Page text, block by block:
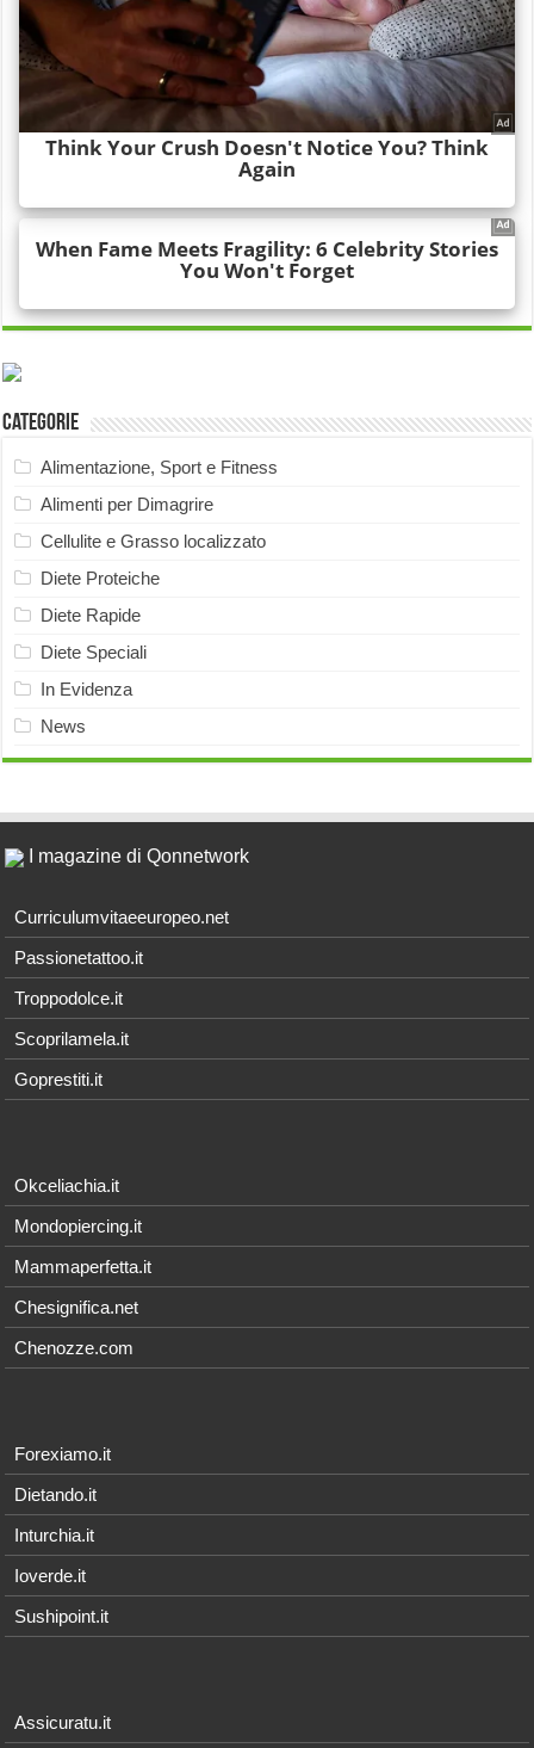
Categorie
Alimentazione, Sport e Fitness
Alimenti per Dimagrire
Cellulite e Grasso localizzato
Diete Proteiche
Diete Rapide
Diete Speciali
In Evidenza
News
I magazine di Qonnetwork
Curriculumvitaeeuropeo.net
Passionetattoo.it
Troppodolce.it
Scoprilamela.it
Goprestiti.it
Okceliachia.it
Mondopiercing.it
Mammaperfetta.it
Chesignifica.net
Chenozze.com
Forexiamo.it
Dietando.it
Inturchia.it
Ioverde.it
Sushipoint.it
Assicuratu.it